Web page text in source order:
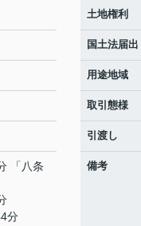
「八条
分
土地権利
国土法届出
用途地域
取引態様
引渡し
備考